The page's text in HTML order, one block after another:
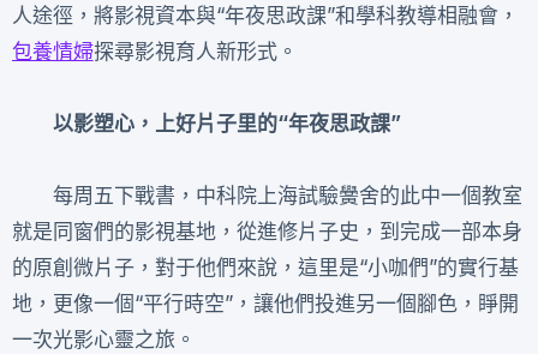
人途徑，將影視資本與“年夜思政課”和學科教導相融會，
包養情婦探尋影視育人新形式。
以影塑心，上好片子里的“年夜思政課”
每周五下戰書，中科院上海試驗黌舍的此中一個教室
就是同窗們的影視基地，從進修片子史，到完成一部本身
的原創微片子，對于他們來說，這里是“小咖們”的實行基
地，更像一個“平行時空”，讓他們投進另一個腳色，睜開
一次光影心靈之旅。